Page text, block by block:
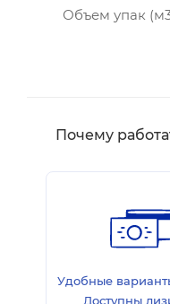
Объем упак
Почему
Удобные
Доступны